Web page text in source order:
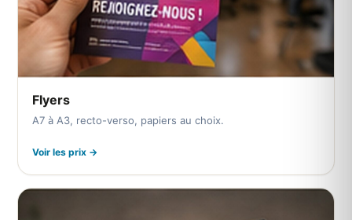
Flyers
A7 à A3, recto-verso, papiers au choix.
Voir les prix →